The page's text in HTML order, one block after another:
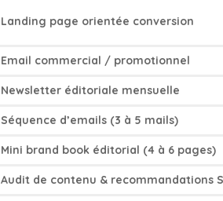
Landing page orientée conversion
Email commercial / promotionnel
Newsletter éditoriale mensuelle
Séquence d’emails (3 à 5 mails)
Mini brand book éditorial (4 à 6 pages)
Audit de contenu & recommandations